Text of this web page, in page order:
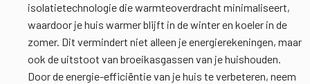
isolatietechnologie die warmteoverdracht minimaliseert,
waardoor je huis warmer blijft in de winter en koeler in de
zomer. Dit vermindert niet alleen je energierekeningen, maar
ook de uitstoot van broeikasgassen van je huishouden.
Door de energie-efficiëntie van je huis te verbeteren, neem